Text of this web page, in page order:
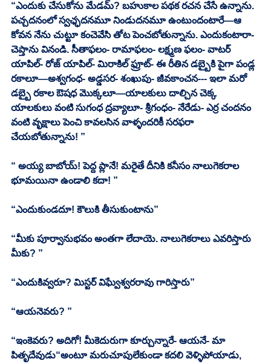
“ఎందుకు చేసుకోను మేడమ్? బహుకాల పథక రచన చేసే ఉన్నాను.
పచ్చదనంలో స్వఛ్ఛదనమూ నిండుదనమూ ఉంటుందంటారే—ఆ
కోవన నేను చుట్టూ కంచెవేసి తోట పెంచబోతున్నాను. ఎందుకంటారా-
చెప్తాను వినండి. సీతాఫలం- రామాఫలం- లక్ష్మణ ఫలం- వాటర్
యాపిల్- రోజ్ యాపిల్- మిరాకిల్ ఫ్రూట్- ఈ రీతిన డబ్బైకి పైగా పండ్ల
రకాలూ—అశ్వగంధ- అడ్డసర- శంఖుపు- జీవకాంచన--- ఇలా మరో
డబ్బై రకాల ఔషధ మొక్కలూ—యాలకులు దాల్చిన చెక్క
యాలకులు వంటి సుగంధ ద్రవ్యాలూ- శ్రీగంధం- నేరేడు- ఎర్ర చందనం
వంటి వృక్షాలు పెంచి కావలసిన వాళ్ళందరికీ సరఫరా
చేయబోతున్నాను! ”
“ అయ్య బాబోయ్! పెద్ద ప్లానే! మరైతే దీనికి కనీసం నాలుగెకరాల
భూమయినా ఉండాలి కదా! ”
“ఎందుకుండదూ! కౌలుకి తీసుకుంటాను”
“మీకు పూర్వానుభవం అంతగా లేదాయె. నాలుగెకరాలు ఎవరిస్తారు
మీకు? ”
“ఎందుకివ్వరూ? మిస్టర్ విఘ్వేశ్వరరావు గారిస్తారు”
“ఆయనెవరు? ”
“ఇంకెవరు? అదిగో! మీకెదురుగా కూర్చున్నారే- ఆయనే- మా
పితృదేవుడు“అంటూ మరుచూపులేకుండా కదలి వెళ్ళిపోయాడు,